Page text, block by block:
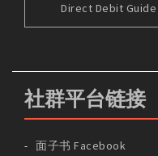
Direct Debit
社群平台链接
面子书 Facebook